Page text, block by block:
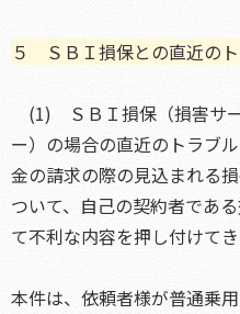
５ ＳＢＩ損保との直近の
(1) ＳＢＩ損保（損害サ
ー）の場合の直近のトラブ
金の請求の際の見込まれる
ついて、自己の契約者であ
て不利な内容を押し付けてき
本件は、依頼者様が普通乗